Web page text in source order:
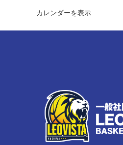
練
カレンダーを表示